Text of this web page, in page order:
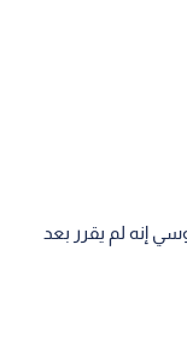
إنه لم يقرر بعد